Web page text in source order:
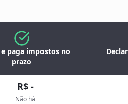
e paga impostos no
prazo
R$ -
Não há